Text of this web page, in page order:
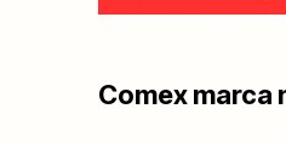
Comex marca